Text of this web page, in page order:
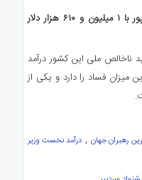
با ۱ میلیون و ۶۱۰هزار دلار
بیش از ۲۰ برابر تولید ناخالص ملی این کشور درآمد
میزان فساد را دارد و یکی از
رهبران جهان , درآمد نخست وزیر